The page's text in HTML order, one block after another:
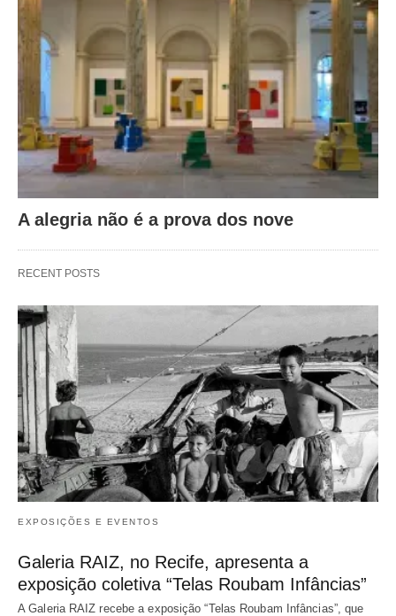
A alegria não é a prova dos nove
RECENT POSTS
EXPOSIÇÕES E EVENTOS
Galeria RAIZ, no Recife, apresenta a
exposição coletiva “Telas Roubam Infâncias”
A Galeria RAIZ recebe a exposição “Telas Roubam Infâncias”, que